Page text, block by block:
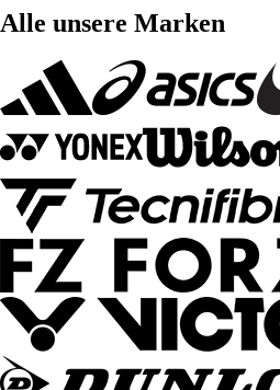
Alle unsere Marken